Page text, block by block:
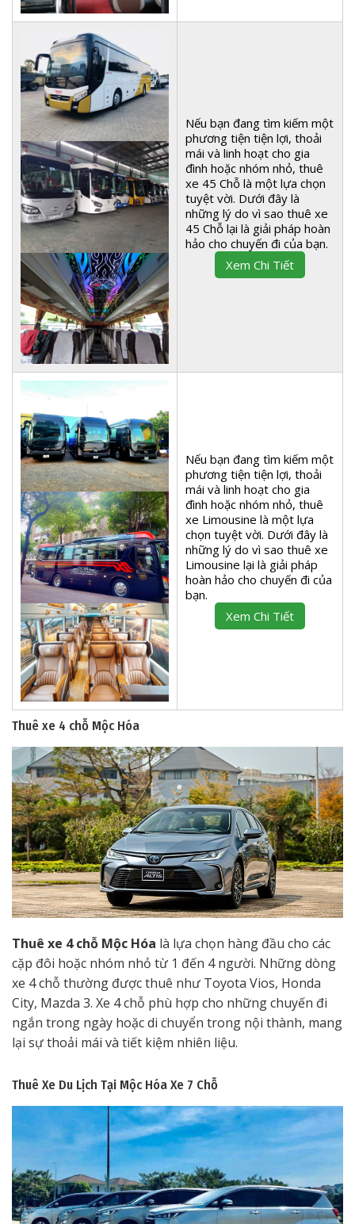
Nếu bạn đang tìm kiếm một
phương tiện tiện lợi, thoải
mái và linh hoạt cho gia
đình hoặc nhóm nhỏ, thuê
xe 45 Chỗ là một lựa chọn
tuyệt vời. Dưới đây là
những lý do vì sao thuê xe
45 Chỗ lại là giải pháp hoàn
hảo cho chuyến đi của bạn.
Xem Chi Tiết
Nếu bạn đang tìm kiếm một
phương tiện tiện lợi, thoải
mái và linh hoạt cho gia
đình hoặc nhóm nhỏ, thuê
xe Limousine là một lựa
chọn tuyệt vời. Dưới đây là
những lý do vì sao thuê xe
Limousine lại là giải pháp
hoàn hảo cho chuyến đi của
bạn.
Xem Chi Tiết
Thuê xe 4 chỗ Mộc Hóa
Thuê xe 4 chỗ Mộc Hóa là lựa chọn hàng đầu cho các
cặp đôi hoặc nhóm nhỏ từ 1 đến 4 người. Những dòng
xe 4 chỗ thường được thuê như Toyota Vios, Honda
City, Mazda 3. Xe 4 chỗ phù hợp cho những chuyến đi
ngắn trong ngày hoặc di chuyển trong nội thành, mang
lại sự thoải mái và tiết kiệm nhiên liệu.
Thuê Xe Du Lịch Tại Mộc Hóa Xe 7 Chỗ